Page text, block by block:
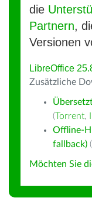
die
Partnern,
Versionen
LibreOffice
Zusätzliche
(Torrent,
Offline-
fallback) (
Möchten Sie